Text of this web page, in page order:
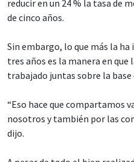
reducir en un 24 % la tasa de
de cinco años.
Sin embargo, lo que más la
tres años es la manera en que
trabajado juntas sobre la
“Eso hace que compartamos
nosotros y también por las
dijo.